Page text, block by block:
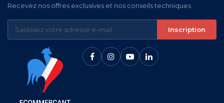
Recevez nos offres exclusives et nos conseils techniques
Inscription